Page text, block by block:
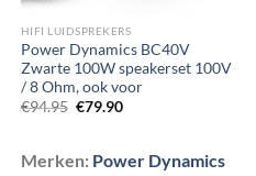
HIFI LUIDSPREKERS
Power Dynamics BC40V
Zwarte 100W speakerset 100V
/ 8 Ohm, ook voor
€94.95 Oorspronkelijke
€79.90Huidige
Merken: Power Dynamics